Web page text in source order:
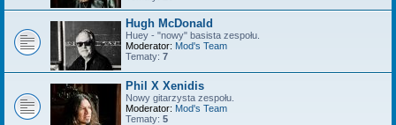
Hugh McDonald
Huey - "nowy" basista zespołu.
Moderator: Mod's Team
Tematy: 7
Phil X Xenidis
Nowy gitarzysta zespołu.
Moderator: Mod's Team
Tematy: 5